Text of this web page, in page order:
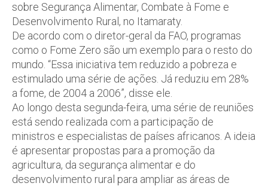
sobre Segurança Alimentar, Combate à Fome e
Desenvolvimento Rural, no Itamaraty.
De acordo com o diretor-geral da FAO, programas
como o Fome Zero são um exemplo para o resto do
mundo. “Essa iniciativa tem reduzido a pobreza e
estimulado uma série de ações. Já reduziu em 28%
a fome, de 2004 a 2006”, disse ele.
Ao longo desta segunda-feira, uma série de reuniões
está sendo realizada com a participação de
ministros e especialistas de países africanos. A ideia
é apresentar propostas para a promoção da
agricultura, da segurança alimentar e do
desenvolvimento rural para ampliar as áreas de